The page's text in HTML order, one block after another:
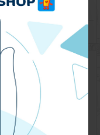
129.90 lei
CUMPARA